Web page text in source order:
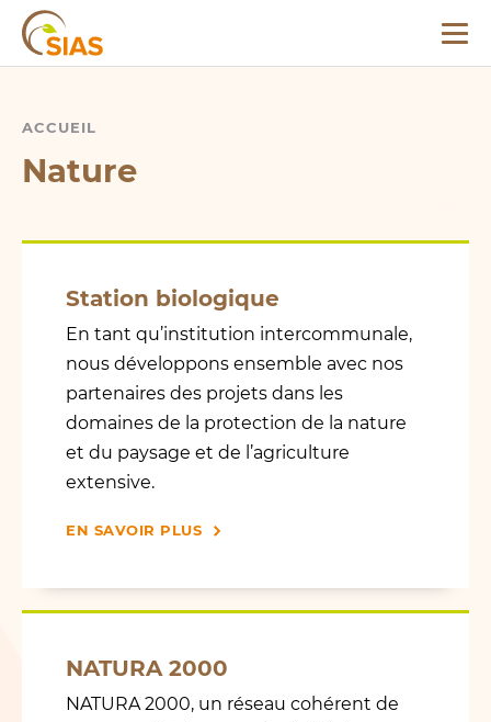
Menu
Partenaires du
projet
Pacte nature
Présentation
Eau potable
Présentation
Trinkwasserschutzgebiete
Trinkwasserschutzgebiete
Landwirtschaftliche Kooperation
Actualités
Agenda
ACCUEIL
NATURE
Nature
Station biologique
En tant qu’institution intercommunale,
nous développons ensemble avec nos
partenaires des projets dans les
domaines de la protection de la nature
et du paysage et de l’agriculture
extensive.
EN SAVOIR PLUS
NATURA 2000
NATURA 2000, un réseau cohérent de